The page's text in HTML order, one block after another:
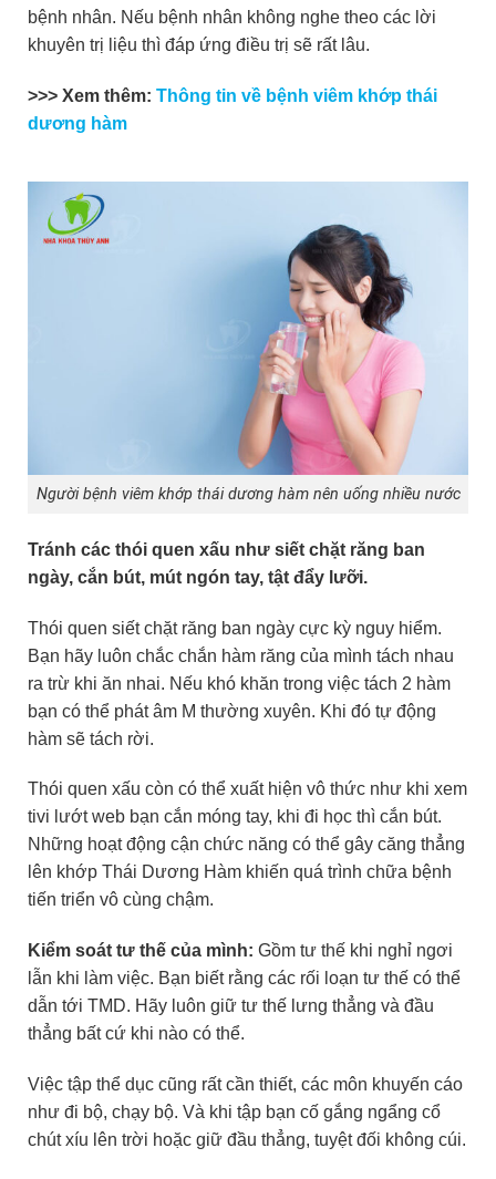
bệnh nhân. Nếu bệnh nhân không nghe theo các lời
khuyên trị liệu thì đáp ứng điều trị sẽ rất lâu.
>>> Xem thêm: Thông tin về bệnh viêm khớp thái
dương hàm
Người bệnh viêm khớp thái dương hàm nên uống nhiều nước
Tránh các thói quen xấu như siết chặt răng ban
ngày, cắn bút, mút ngón tay, tật đẩy lưỡi.
Thói quen siết chặt răng ban ngày cực kỳ nguy hiểm.
Bạn hãy luôn chắc chắn hàm răng của mình tách nhau
ra trừ khi ăn nhai. Nếu khó khăn trong việc tách 2 hàm
bạn có thể phát âm M thường xuyên. Khi đó tự động
hàm sẽ tách rời.
Thói quen xấu còn có thể xuất hiện vô thức như khi xem
tivi lướt web bạn cắn móng tay, khi đi học thì cắn bút.
Những hoạt động cận chức năng có thể gây căng thẳng
lên khớp Thái Dương Hàm khiến quá trình chữa bệnh
tiến triển vô cùng chậm.
Kiểm soát tư thế của mình: Gồm tư thế khi nghỉ ngơi
lẫn khi làm việc. Bạn biết rằng các rối loạn tư thế có thể
dẫn tới TMD. Hãy luôn giữ tư thế lưng thẳng và đầu
thẳng bất cứ khi nào có thể.
Việc tập thể dục cũng rất cần thiết, các môn khuyến cáo
như đi bộ, chạy bộ. Và khi tập bạn cố gắng ngẩng cổ
chút xíu lên trời hoặc giữ đầu thẳng, tuyệt đối không cúi.